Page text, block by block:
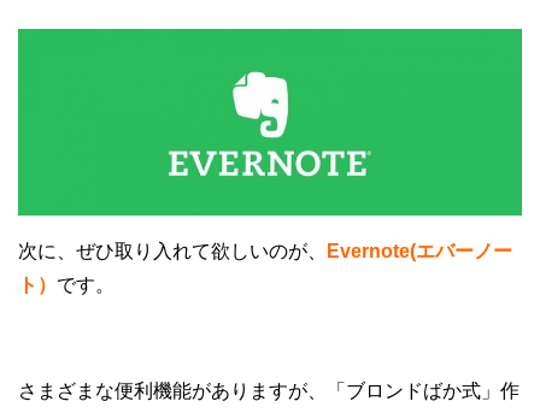
次に、ぜひ取り入れて欲しいのが、
Evernote(エバーノー
ト） です。
さまざまな便利機能がありますが、「ブロンドばか式」作